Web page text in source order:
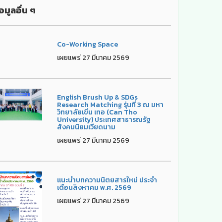
มูลอื่น ๆ
Co-Working Space
เผยแพร่ 27 มีนาคม 2569
English Brush Up & SDGs
Research Matching รุ่นที่ 3 ณ มหา
วิทยาลัยเขิ่น เทอ (Can Tho
University) ประเทศสาธารณรัฐ
สังคมนิยมเวียดนาม
เผยแพร่ 27 มีนาคม 2569
แนะนำบทความนิตยสารใหม่ ประจำ
เดือนสิงหาคม พ.ศ. 2569
เผยแพร่ 27 มีนาคม 2569